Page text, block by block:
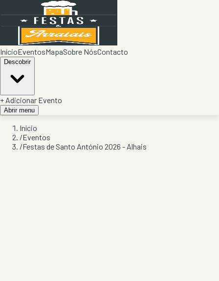
InícioEventosMapaSobre NósContacto
Descobrir
+ Adicionar Evento
Abrir menu
Início
/Eventos
/Festas de Santo António 2026 - Alhais